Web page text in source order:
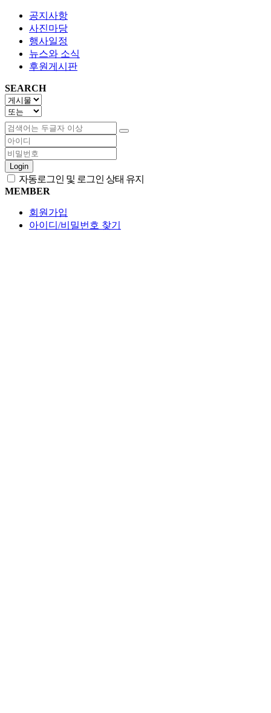
공지사항
사진마당
행사일정
뉴스와 소식
후원게시판
SEARCH
Login
자동로그인 및 로그인 상태 유지
MEMBER
회원가입
아이디/비밀번호 찾기